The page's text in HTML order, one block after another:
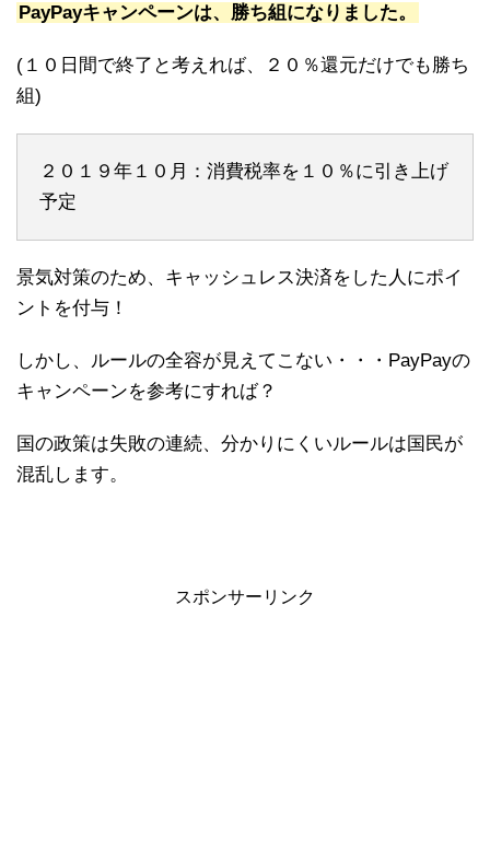
PayPayキャンペーンは、勝ち組になりました。
(１０日間で終了と考えれば、２０％還元だけでも勝ち
組)
２０１９年１０月：消費税率を１０％に引き上げ
予定
景気対策のため、キャッシュレス決済をした人にポイ
ントを付与！
しかし、ルールの全容が見えてこない・・・PayPayの
キャンペーンを参考にすれば？
国の政策は失敗の連続、分かりにくいルールは国民が
混乱します。
スポンサーリンク